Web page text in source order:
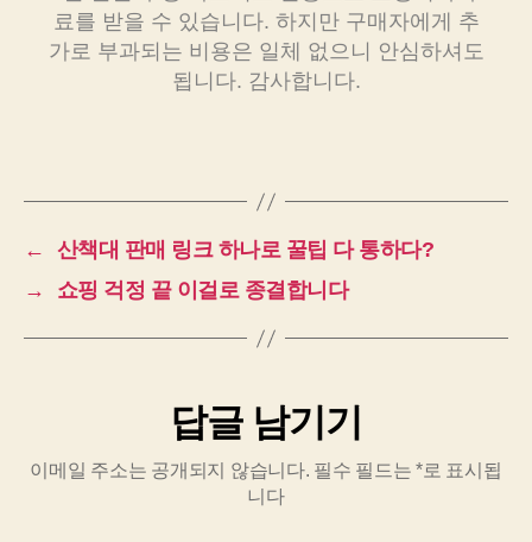
료를 받을 수 있습니다. 하지만 구매자에게 추
가로 부과되는 비용은 일체 없으니 안심하셔도
됩니다. 감사합니다.
←
산책대 판매 링크 하나로 꿀팁 다 통하다?
→
쇼핑 걱정 끝 이걸로 종결합니다
답글 남기기
이메일 주소는 공개되지 않습니다. 필수 필드는*로 표시됩
니다